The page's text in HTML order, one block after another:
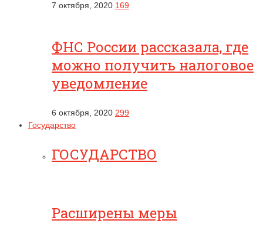
7 октября, 2020 169
ФНС России рассказала, где
можно получить налоговое
уведомление
6 октября, 2020 299
Государство
ГОСУДАРСТВО
Расширены меры